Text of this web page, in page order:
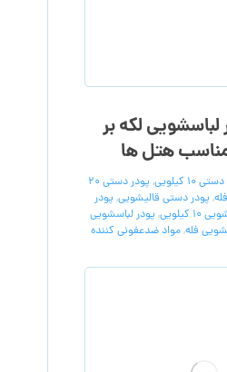
لکه بر
هتل ها
10 کیلویی ,
پودر دستی 20
, پودر دستی قالیشویی, پودر
کیلویی , پودر لباسشویی
فله,مواد ضدعفونی کننده